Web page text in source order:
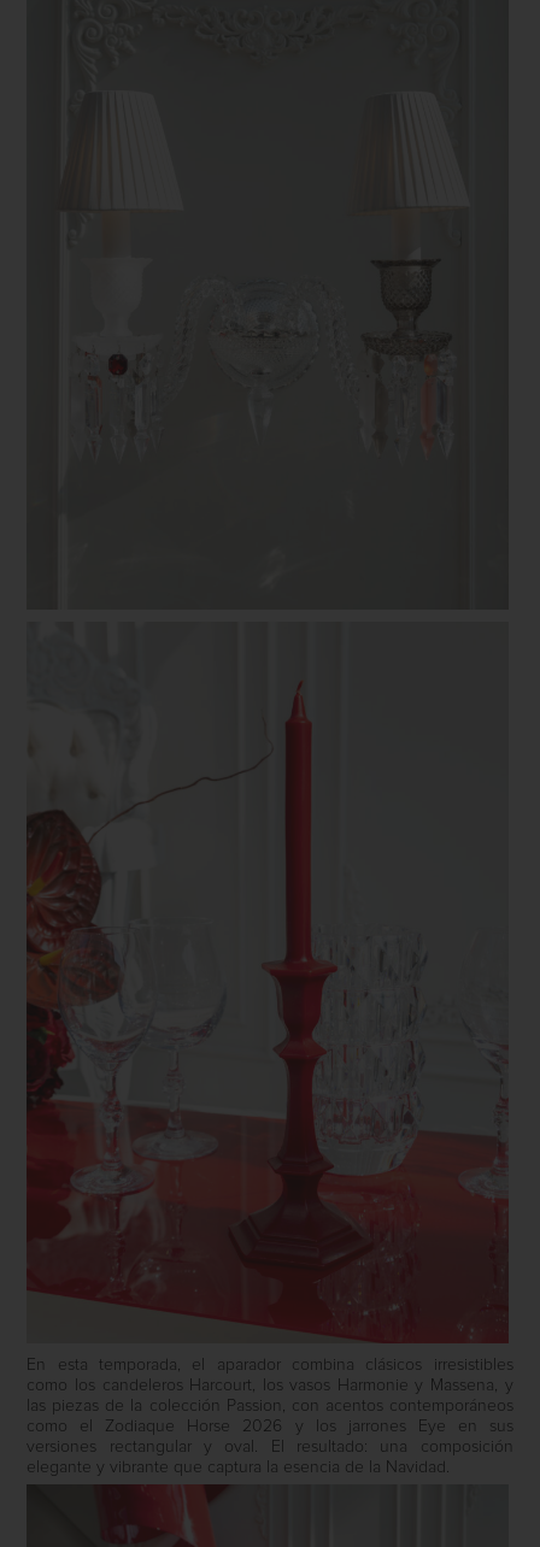
En esta temporada, el aparador combina clásicos irresistibles
como los candeleros Harcourt, los vasos Harmonie y Massena, y
las piezas de la colección Passion, con acentos contemporáneos
como el Zodiaque Horse 2026 y los jarrones Eye en sus
versiones rectangular y oval. El resultado: una composición
elegante y vibrante que captura la esencia de la Navidad.